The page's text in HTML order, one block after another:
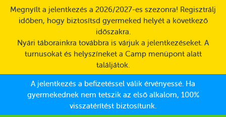
Skip to main content
Megnyílt a jelentkezés a 2026/2027-es szezonra! Regisztrálj
időben, hogy biztosítsd gyermeked helyét a következő
időszakra.
Nyári táborainkra továbbra is várjuk a jelentkezéseket. A
turnusokat és helyszíneket a Camp menüpont alatt
találjátok.
A jelentkezés a befizetéssel válik érvényessé. Ha
gyermekednek nem tetszik az első alkalom, 100%
visszatérítést biztosítunk.